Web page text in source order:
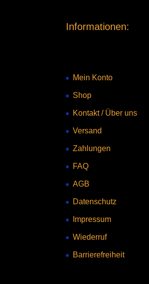
Informationen:
Mein Konto
Shop
Kontakt/ Über uns
Versand
Zahlungen
FAQ
AGB
Datenschutz
Impressum
Wiederruf
Barrierefreiheit